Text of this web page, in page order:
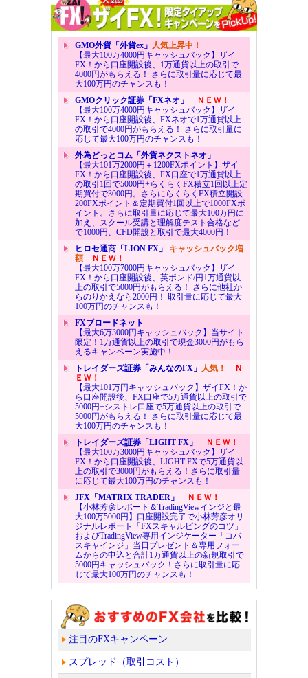
GMO外貨「外貨ex」 人気上昇中！
【最大100万4000円キャッシュバック】ザイ
FX！から口座開設後、1万通貨以上の取引で
4000円がもらえる！ さらに取引量に応じて最
大100万円のチャンスも！
GMOクリック証券「FXネオ」
ＮＥＷ！
【最大100万4000円キャッシュバック】ザイ
FX！から口座開設後、FXネオで1万通貨以上
の取引で4000円がもらえる！ さらに取引量に
応じて最大100万円のチャンスも！
外為どっとコム「外貨ネクストネオ」
【最大101万2000円＋1200FXポイント】ザイ
FX！から口座開設後、FX口座で1万通貨以上
の取引1回で5000円+らくらくFX積立1回以上定
期買付で3000円。さらにらくらくFX積立開設
200FXポイント＆定期買付1回以上で1000FXポ
イント。さらに取引量に応じて最大100万円に
加え、スクール受講と理解度テスト合格など
で1000円、CFD開設と取引で最大4000円！
ヒロセ通商「LION FX」 キャッシュバック増
額ＮＥＷ！
【最大100万7000円キャッシュバック】ザイ
FX！から口座開設後、英ポンド/円1万通貨以
上の取引で5000円がもらえる！ さらに他社か
らのりかえなら2000円！ 取引量に応じて最大
100万円のチャンスも！
FXブロードネット
【最大6万3000円キャッシュバック】当サイト
限定！1万通貨以上の取引で現金3000円がもら
えるキャンペーン実施中！
トレイダーズ証券「みんなのFX」 人気！
Ｎ
ＥＷ！
【最大101万円キャッシュバック】ザイFX！か
ら口座開設後、FX口座で5万通貨以上の取引で
5000円+シストレ口座で5万通貨以上の取引で
5000円がもらえる！ さらに取引量に応じて最
大100万円のチャンスも！
トレイダーズ証券「LIGHT FX」
ＮＥＷ！
【最大100万3000円キャッシュバック】ザイ
FX！から口座開設後、LIGHT FXで5万通貨以
上の取引で3000円がもらえる！さらに取引量
に応じて最大100万円のチャンスも！
JFX「MATRIX TRADER」
ＮＥＷ！
【小林芳彦レポート＆TradingViewインジと最
大100万5000円】口座開設完了で小林芳彦オリ
ジナルレポート「FXスキャルピングのコツ」
およびTradingView専用インジケーター「コバ
スキャインジ」当日プレゼント＆専用フォー
ムからの申込と合計1万通貨以上の新規取引で
5000円キャッシュバック！さらに取引量に応
じて最大100万円のチャンスも！
注目のFXキャンペーン
スプレッド（取引コスト）